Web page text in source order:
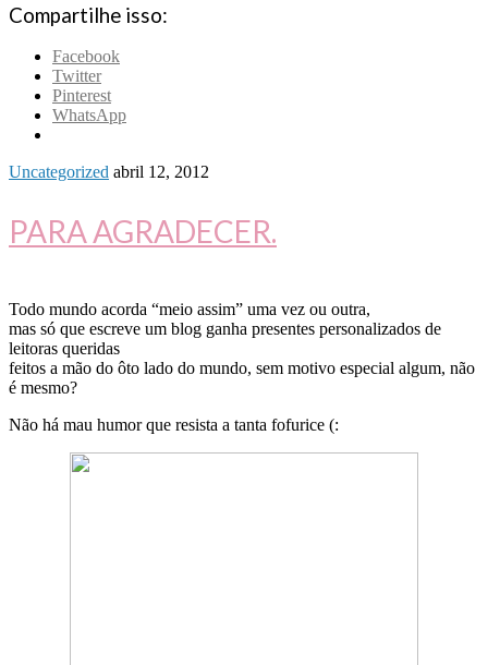
Compartilhe isso:
Facebook
Twitter
Pinterest
WhatsApp
Uncategorized abril 12, 2012
PARA AGRADECER.
Todo mundo acorda “meio assim” uma vez ou outra,
mas só que escreve um blog ganha presentes personalizados de
leitoras queridas
feitos a mão do ôto lado do mundo, sem motivo especial algum, não
é mesmo?
Não há mau humor que resista a tanta fofurice (: